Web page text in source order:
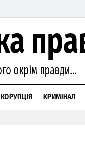
КОРУПЦІЯ КРИМІНАЛ